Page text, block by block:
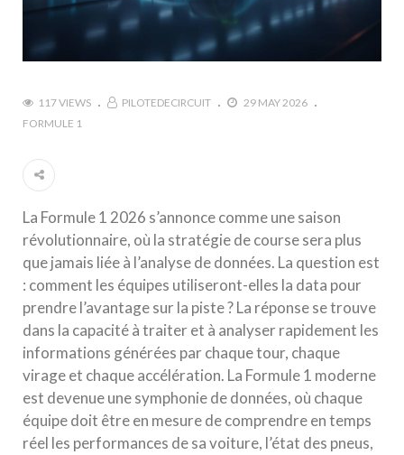
117 VIEWS PILOTEDECIRCUIT
29 MAY 2026
FORMULE 1
La Formule 1 2026 s’annonce comme une saison
révolutionnaire, où la stratégie de course sera plus
que jamais liée à l’analyse de données. La question est
: comment les équipes utiliseront-elles la data pour
prendre l’avantage sur la piste ? La réponse se trouve
dans la capacité à traiter et à analyser rapidement les
informations générées par chaque tour, chaque
virage et chaque accélération. La Formule 1 moderne
est devenue une symphonie de données, où chaque
équipe doit être en mesure de comprendre en temps
réel les performances de sa voiture, l’état des pneus,